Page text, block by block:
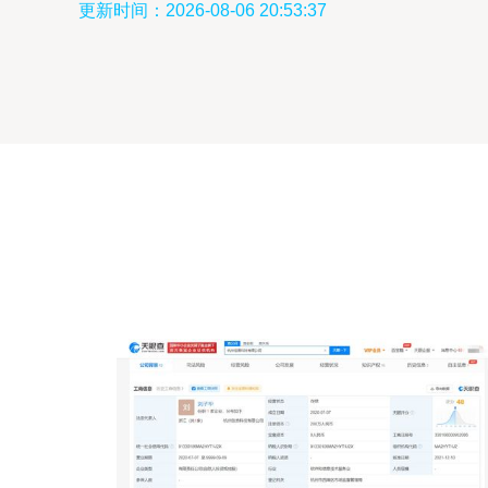
更新时间：2026-08-06 20:53:37